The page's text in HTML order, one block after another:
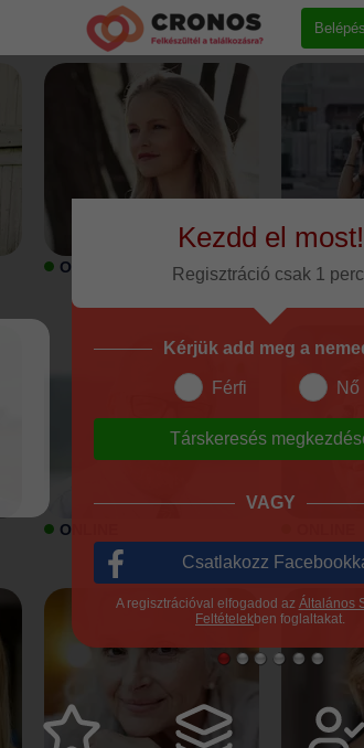
ONLINE ONLINE
ONLINE
Kezdd el most!
Regisztráció csak 1
Kérjük add meg a
Férfi Nő
Társkeresés
VAGY
Csatlakozz
A regisztrációval elfogadod az Általános
Feltételekben foglaltakat.